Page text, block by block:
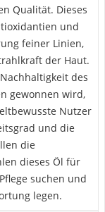
Qualität. Dieses
und
feiner Linien,
der Haut.
des
gewonnen wird,
Nutzer
und die
die
dieses Öl für
suchen und
legen.